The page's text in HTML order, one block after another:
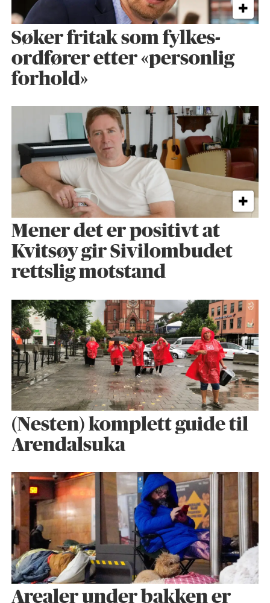
Søker fritak som fylkes­
ordfører etter «personlig
forhold»
Mener det er positivt at
Kvitsøy gir Sivilombudet
rettslig motstand
(Nesten) komplett guide til
Arendalsuka
Arealer under bakken er